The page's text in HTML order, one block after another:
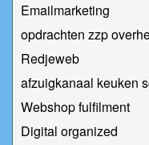
Emailmarketing
opdrachten zzp
Redjeweb
afzuigkanaal keuken
Webshop fulfilment
Digital organized